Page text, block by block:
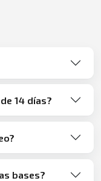
14 días?
bases?